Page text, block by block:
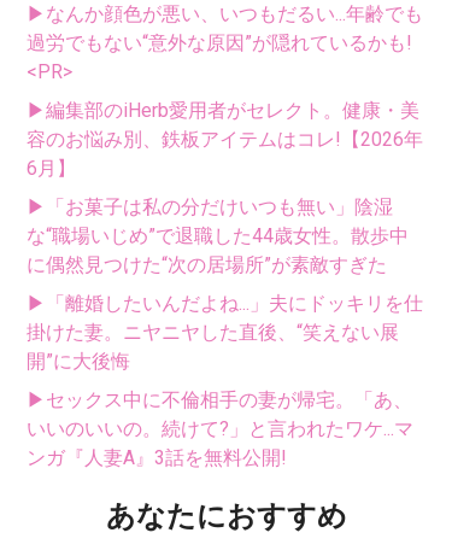
▶なんか顔色が悪い、いつもだるい...年齢でも
過労でもない“意外な原因”が隠れているかも!
<PR>
▶編集部のiHerb愛用者がセレクト。健康・美
容のお悩み別、鉄板アイテムはコレ!【2026年
6月】
▶「お菓子は私の分だけいつも無い」陰湿
な“職場いじめ”で退職した44歳女性。散歩中
に偶然見つけた“次の居場所”が素敵すぎた
▶「離婚したいんだよね...」夫にドッキリを仕
掛けた妻。ニヤニヤした直後、“笑えない展
開”に大後悔
▶セックス中に不倫相手の妻が帰宅。「あ、
いいのいいの。続けて?」と言われたワケ...マ
ンガ『人妻A』3話を無料公開!
あなたにおすすめ